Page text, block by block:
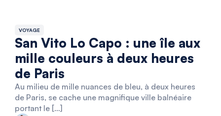
VOYAGE
San Vito Lo Capo : une île aux
mille couleurs à deux heures
de Paris
Au milieu de mille nuances de bleu, à deux heures
de Paris, se cache une magnifique ville balnéaire
portant le […]